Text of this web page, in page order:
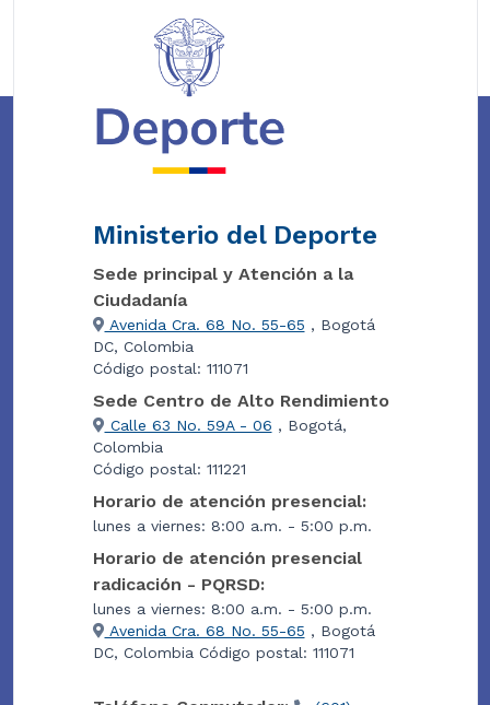
Ministerio del Deporte
Sede principal y Atención a la
Ciudadanía
Avenida Cra. 68 No. 55-65 , Bogotá
DC, Colombia
Código postal: 111071
Sede Centro de Alto Rendimiento
Calle 63 No. 59A - 06 , Bogotá,
Colombia
Código postal: 111221
Horario de atención presencial:
lunes a viernes: 8:00 a.m. - 5:00 p.m.
Horario de atención presencial
radicación - PQRSD:
lunes a viernes: 8:00 a.m. - 5:00 p.m.
Avenida Cra. 68 No. 55-65 , Bogotá
DC, Colombia Código postal: 111071